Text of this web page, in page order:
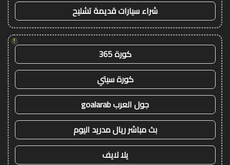
شراء سيارات قديمة تشليح
!
كورة 365
كورة سيتي
جول العرب goalarab
بث مباشر ريال مدريد اليوم
يلا لايف